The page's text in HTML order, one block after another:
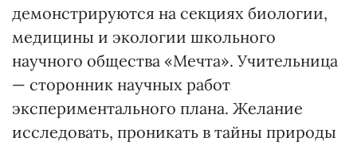
демонстрируются на секциях биологии,
медицины и экологии школьного
научного общества «Мечта». Учительница
— сторонник научных работ
экспериментального плана. Желание
исследовать, проникать в тайны природы